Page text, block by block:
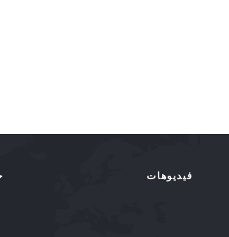
فيديوهات